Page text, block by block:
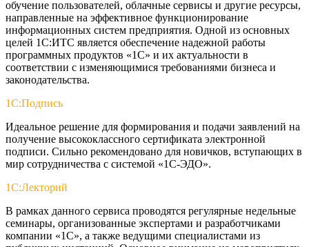
обучение пользователей, облачные сервисы и другие ресурсы,
направленные на эффективное функционирование
информационных систем предприятия. Одной из основных
целей 1C:ИТС является обеспечение надежной работы
программных продуктов «1С» и их актуальности в
соответствии с изменяющимися требованиями бизнеса и
законодательства.
1С:Подпись
Идеальное решение для формирования и подачи заявлений на
получение высококлассного сертификата электронной
подписи. Сильно рекомендовано для новичков, вступающих в
мир сотрудничества с системой «1С-ЭДО».
1С:Лекторий
В рамках данного сервиса проводятся регулярные недельные
семинары, организованные экспертами и разработчиками
компании «1С», а также ведущими специалистами из